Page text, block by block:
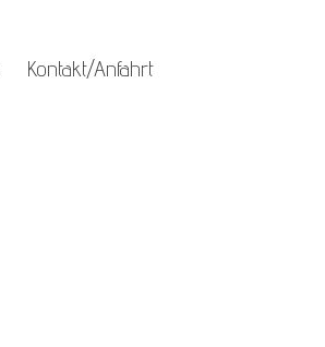
Kontakt/Anfahrt